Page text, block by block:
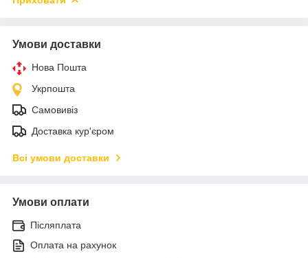
Умови доставки
Нова Пошта
Укрпошта
Самовивіз
Доставка кур'єром
Всі умови доставки
Умови оплати
Післяплата
Оплата на рахунок